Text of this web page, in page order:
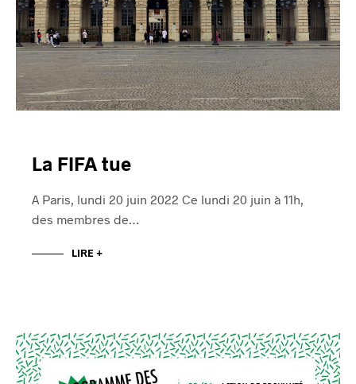
La FIFA tue
A Paris, lundi 20 juin 2022 Ce lundi 20 juin à 11h,
des membres de…
LIRE +